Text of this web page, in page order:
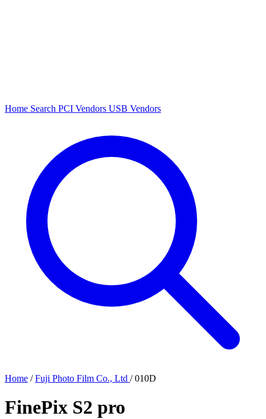
Home Search PCI Vendors USB Vendors
Home / Fuji Photo Film Co., Ltd / 010D
FinePix S2 pro